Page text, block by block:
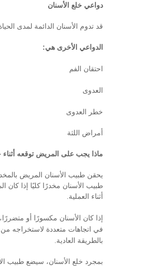
دواعي خلع الأسنان
قد تدوم الأسنان الدائمة لمدى
الدواعي الأخرى هي:
احتقان الفم
العدوى
خطر العدوى
أمراض اللثة
ماذا يجب على المريض توقعه
يحقن طبيب الأسنان المريض
طبيب الأسنان مخدرًا كليًا إذا
أثناء العملية.
إذا كان الأسنان مكسورًا أو
في اتجاهات متعددة لاستخراجه
بالطريقة العادية.
بمجرد خلع الأسنان، سيضع طبيب